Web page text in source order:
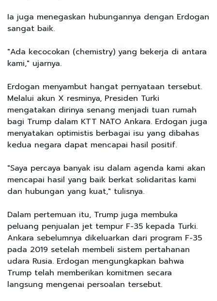
Ia juga menegaskan hubungannya dengan Erdogan
sangat baik.
"Ada kecocokan (chemistry) yang bekerja di antara
kami," ujarnya.
Erdogan menyambut hangat pernyataan tersebut.
Melalui akun X resminya, Presiden Turki
mengatakan dirinya senang menjadi tuan rumah
bagi Trump dalam KTT NATO Ankara. Erdogan juga
menyatakan optimistis berbagai isu yang dibahas
kedua negara dapat mencapai hasil positif.
"Saya percaya banyak isu dalam agenda kami akan
mencapai hasil yang baik berkat solidaritas kami
dan hubungan yang kuat," tulisnya.
Dalam pertemuan itu, Trump juga membuka
peluang penjualan jet tempur F-35 kepada Turki.
Ankara sebelumnya dikeluarkan dari program F-35
pada 2019 setelah membeli sistem pertahanan
udara Rusia. Erdogan mengungkapkan bahwa
Trump telah memberikan komitmen secara
langsung mengenai persoalan tersebut.